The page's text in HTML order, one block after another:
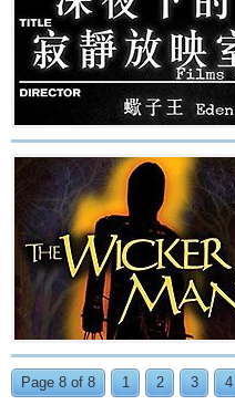
Page 8 of 8 1 2 3 4